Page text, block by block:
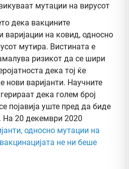
мутации на вирусот
дека вакцините
варијации на ковид, односно
мутира. Вистината е
ризикот да се шири
дека тој ќе
нови варијанти. Научните
дека голем број
појавија уште пред да биде
На 20 декември 2020
односно мутации на
не ни беше